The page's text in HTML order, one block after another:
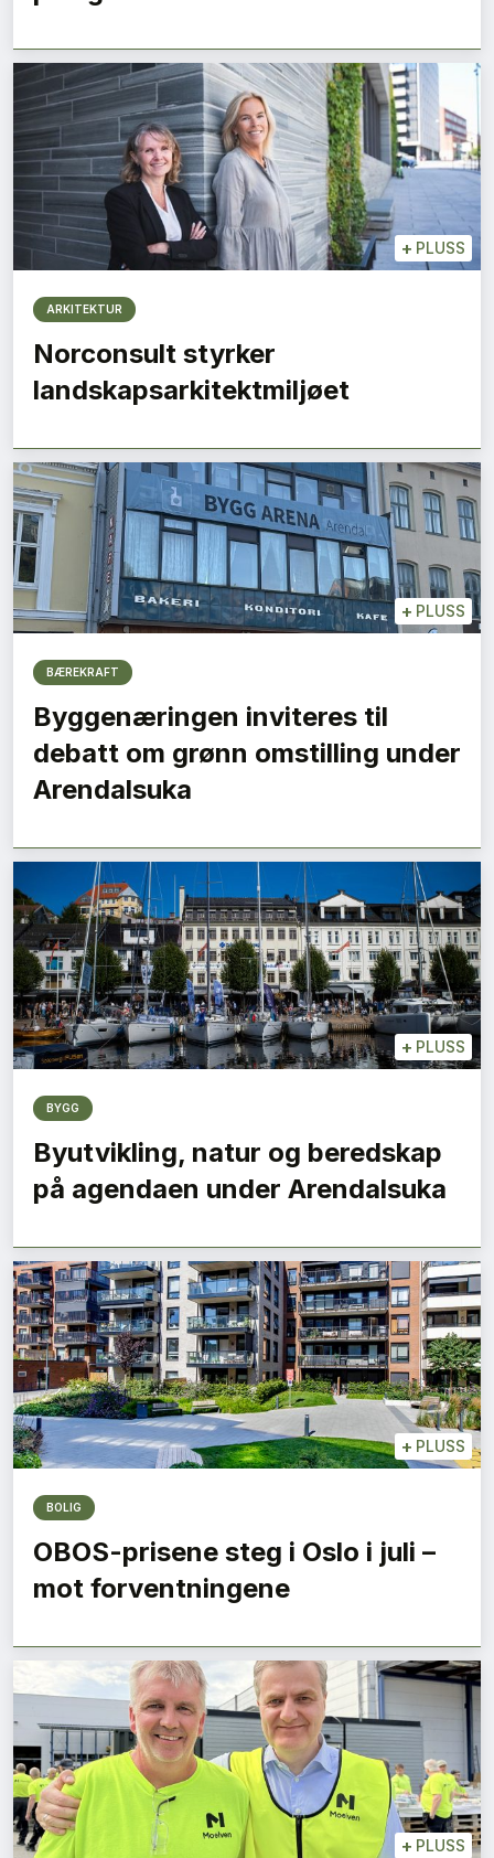
+ PLUSS
ARKITEKTUR
Norconsult styrker
landskapsarkitektmiljøet
+ PLUSS
BÆREKRAFT
Byggenæringen inviteres til
debatt om grønn omstilling under
Arendalsuka
+ PLUSS
BYGG
Byutvikling, natur og beredskap
på agendaen under Arendalsuka
+ PLUSS
BOLIG
OBOS-prisene steg i Oslo i juli –
mot forventningene
+ PLUSS